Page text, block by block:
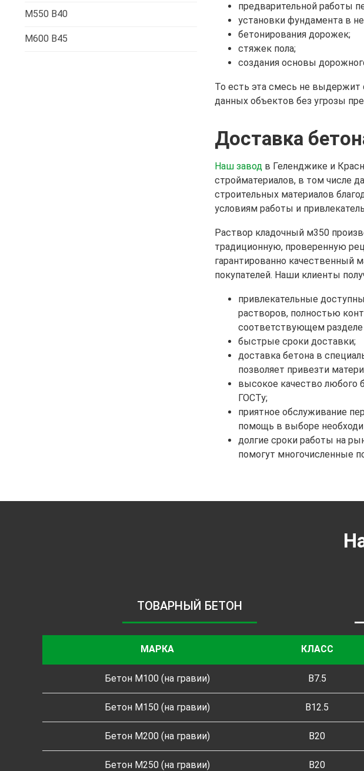
предварительной работы
установки фундамента в
бетонирования дорожек;
стяжек пола;
создания основы
То есть эта смесь не выдержит
данных объектов без угрозы
Доставка
Наш заводв Геленджике и
стройматериалов, в том числе
строительных материалов
условиям работы и
Раствор кладочный м350
традиционную, проверенную
гарантированно качественный
покупателей. Наши клиенты
привлекательные
растворов, полностью
соответствующем разделе
быстрые сроки доставки;
доставка бетона в
позволяет привезти
высокое качество любого
ГОСТу;
приятное обслуживание
помощь в выборе
долгие сроки работы на
помогут многочисленные
М550 В40
М600 В45
ТОВАРНЫЙ БЕТОН
МАРКА КЛАСС
Бетон M100 (на гравии) B7.5
Бетон M150 (на гравии) B12.5
Бетон M200 (на гравии) B20
Бетон M250 (на гравии) B20